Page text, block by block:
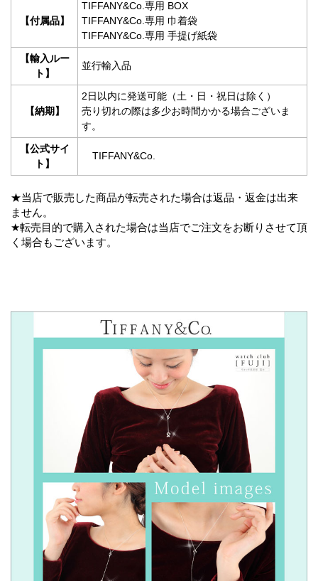
【付属品】
TIFFANY&Co.専用 BOX
TIFFANY&Co.専用 巾着袋
TIFFANY&Co.専用 手提げ紙袋
【輸入ルー
ト】
並行輸入品
【納期】
2日以内に発送可能（土・日・祝日は除く）
売り切れの際は多少お時間かかる場合ございま
す。
【公式サイ
ト】
TIFFANY&Co.
★当店で販売した商品が転売された場合は返品・返金は出来
ません。
★転売目的で購入された場合は当店でご注文をお断りさせて頂
く場合もございます。